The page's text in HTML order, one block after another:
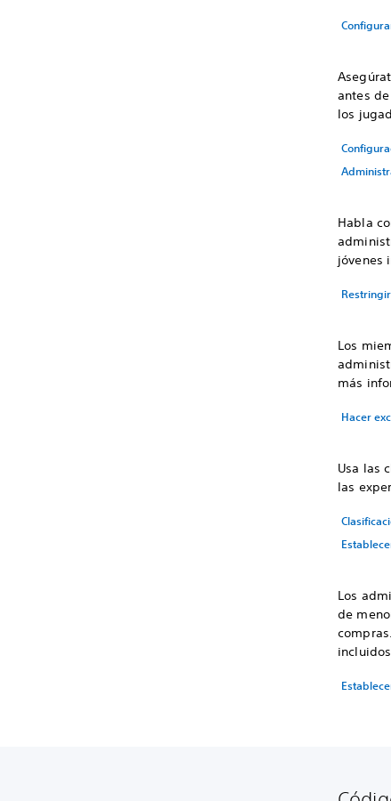
antes
los
Habla
jóvenes
Los
más
Hacer
Usa las
las
Los
de